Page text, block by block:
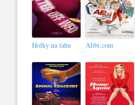
Holky na tahu Alibi.com